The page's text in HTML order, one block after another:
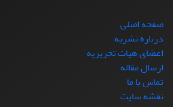
صفحه اصلی
درباره نشریه
اعضای هیات تحریریه
ارسال مقاله
تماس با ما
نقشه سایت